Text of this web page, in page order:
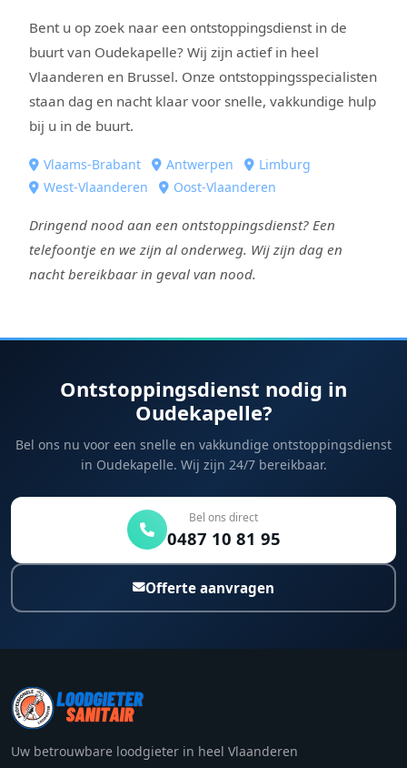
Bent u op zoek naar een ontstoppingsdienst in de
buurt van Oudekapelle? Wij zijn actief in heel
Vlaanderen en Brussel. Onze ontstoppingsspecialisten
staan dag en nacht klaar voor snelle, vakkundige hulp
bij u in de buurt.
Vlaams-Brabant Antwerpen
Limburg
West-Vlaanderen
Oost-Vlaanderen
Dringend nood aan een ontstoppingsdienst? Een
telefoontje en we zijn al onderweg. Wij zijn dag en
nacht bereikbaar in geval van nood.
Ontstoppingsdienst nodig in
Oudekapelle?
Bel ons nu voor een snelle en vakkundige ontstoppingsdienst
in Oudekapelle. Wij zijn 24/7 bereikbaar.
Bel ons direct
0487 10 81 95
Offerte aanvragen
Uw betrouwbare loodgieter in heel Vlaanderen